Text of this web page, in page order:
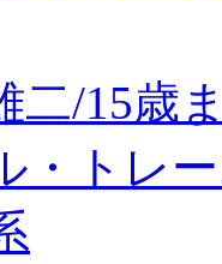
二/15歳
・トレ